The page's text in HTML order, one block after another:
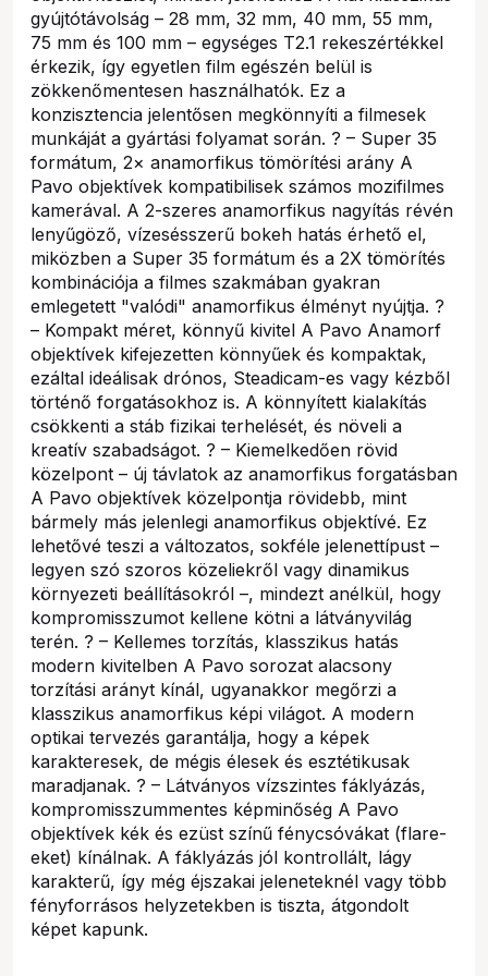
gyújtótávolság – 28 mm, 32 mm, 40 mm, 55 mm,
75 mm és 100 mm – egységes T2.1 rekeszértékkel
érkezik, így egyetlen film egészén belül is
zökkenőmentesen használhatók. Ez a
konzisztencia jelentősen megkönnyíti a filmesek
munkáját a gyártási folyamat során. ? – Super 35
formátum, 2× anamorfikus tömörítési arány A
Pavo objektívek kompatibilisek számos mozifilmes
kamerával. A 2-szeres anamorfikus nagyítás révén
lenyűgöző, vízesésszerű bokeh hatás érhető el,
miközben a Super 35 formátum és a 2X tömörítés
kombinációja a filmes szakmában gyakran
emlegetett "valódi" anamorfikus élményt nyújtja. ?
– Kompakt méret, könnyű kivitel A Pavo Anamorf
objektívek kifejezetten könnyűek és kompaktak,
ezáltal ideálisak drónos, Steadicam-es vagy kézből
történő forgatásokhoz is. A könnyített kialakítás
csökkenti a stáb fizikai terhelését, és növeli a
kreatív szabadságot. ? – Kiemelkedően rövid
közelpont – új távlatok az anamorfikus forgatásban
A Pavo objektívek közelpontja rövidebb, mint
bármely más jelenlegi anamorfikus objektívé. Ez
lehetővé teszi a változatos, sokféle jelenettípust –
legyen szó szoros közeliekről vagy dinamikus
környezeti beállításokról –, mindezt anélkül, hogy
kompromisszumot kellene kötni a látványvilág
terén. ? – Kellemes torzítás, klasszikus hatás
modern kivitelben A Pavo sorozat alacsony
torzítási arányt kínál, ugyanakkor megőrzi a
klasszikus anamorfikus képi világot. A modern
optikai tervezés garantálja, hogy a képek
karakteresek, de mégis élesek és esztétikusak
maradjanak. ? – Látványos vízszintes fáklyázás,
kompromisszummentes képminőség A Pavo
objektívek kék és ezüst színű fénycsóvákat (flare-
eket) kínálnak. A fáklyázás jól kontrollált, lágy
karakterű, így még éjszakai jeleneteknél vagy több
fényforrásos helyzetekben is tiszta, átgondolt
képet kapunk.